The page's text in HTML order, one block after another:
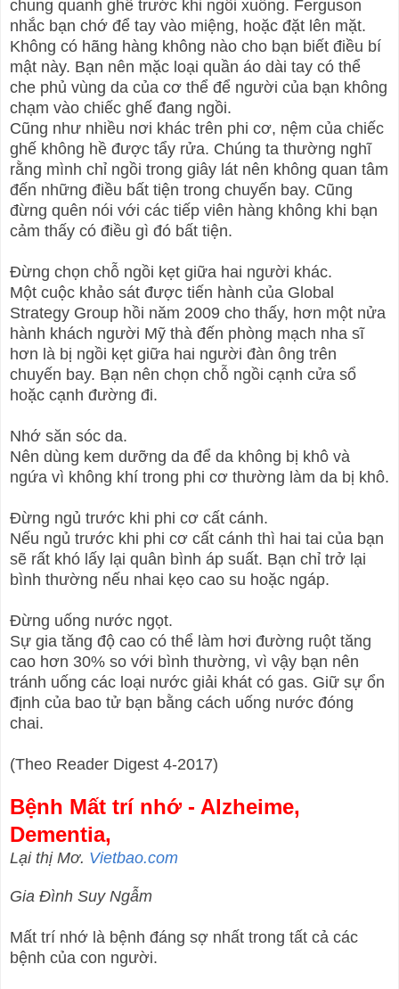
chung quanh ghế trước khi ngồi xuống. Ferguson
nhắc bạn chớ để tay vào miệng, hoặc đặt lên mặt.
Không có hãng hàng không nào cho bạn biết điều bí
mật này. Bạn nên mặc loại quần áo dài tay có thể
che phủ vùng da của cơ thể để người của bạn không
chạm vào chiếc ghế đang ngồi.
Cũng như nhiều nơi khác trên phi cơ, nệm của chiếc
ghế không hề được tẩy rửa. Chúng ta thường nghĩ
rằng mình chỉ ngồi trong giây lát nên không quan tâm
đến những điều bất tiện trong chuyến bay. Cũng
đừng quên nói với các tiếp viên hàng không khi bạn
cảm thấy có điều gì đó bất tiện.
Đừng chọn chỗ ngồi kẹt giữa hai người khác.
Một cuộc khảo sát được tiến hành của Global
Strategy Group hồi năm 2009 cho thấy, hơn một nửa
hành khách người Mỹ thà đến phòng mạch nha sĩ
hơn là bị ngồi kẹt giữa hai người đàn ông trên
chuyến bay. Bạn nên chọn chỗ ngồi cạnh cửa sổ
hoặc cạnh đường đi.
Nhớ săn sóc da.
Nên dùng kem dưỡng da để da không bị khô và
ngứa vì không khí trong phi cơ thường làm da bị khô.
Đừng ngủ trước khi phi cơ cất cánh.
Nếu ngủ trước khi phi cơ cất cánh thì hai tai của bạn
sẽ rất khó lấy lại quân bình áp suất. Bạn chỉ trở lại
bình thường nếu nhai kẹo cao su hoặc ngáp.
Đừng uống nước ngọt.
Sự gia tăng độ cao có thể làm hơi đường ruột tăng
cao hơn 30% so với bình thường, vì vậy bạn nên
tránh uống các loại nước giải khát có gas. Giữ sự ổn
định của bao tử bạn bằng cách uống nước đóng
chai.
(Theo Reader Digest 4-2017)
Bệnh Mất trí nhớ - Alzheime,
Dementia,
Lại thị Mơ. Vietbao.com
Gia Đình Suy Ngẫm
Mất trí nhớ là bệnh đáng sợ nhất trong tất cả các
bệnh của con người.